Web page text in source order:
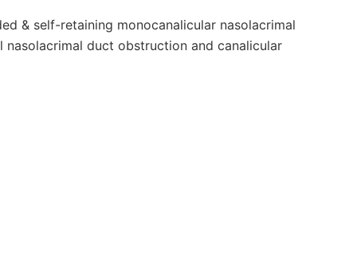
& self-retaining monocanalicular nasolacrimal
duct obstruction and canalicular